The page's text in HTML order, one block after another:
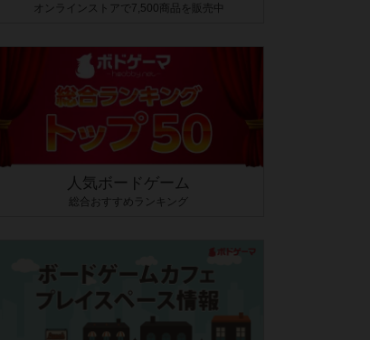
オンラインストアで7,500商品を販売中
人気ボードゲーム
総合おすすめランキング